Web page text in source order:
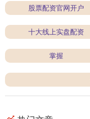
股票配资官网开户
十大线上实盘配资
掌握